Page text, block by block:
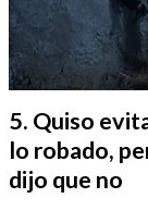
Quiso
lo robado,
dijo que no